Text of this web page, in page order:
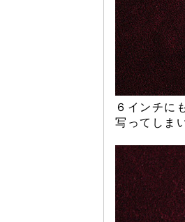
６インチに
写ってしま